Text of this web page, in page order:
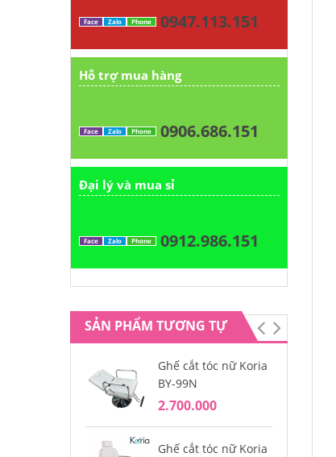
Face Zalo Phone 0947.113.151
Hỗ trợ mua hàng
Face Zalo Phone 0906.686.151
Đại lý và mua sỉ
Face Zalo Phone 0912.986.151
SẢN PHẨM TƯƠNG TỰ
Ghế cắt tóc nữ Koria
BY-99N
2.700.000
Ghế cắt tóc nữ Koria